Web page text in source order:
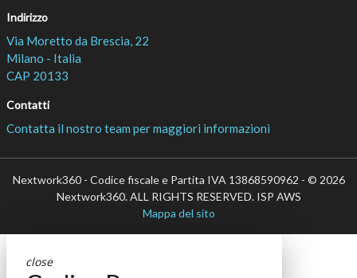
Indirizzo
Via Moretto da Brescia, 22
Milano - Italia
CAP 20133
Contatti
Contatta il nostro team per maggiori informazioni
Nextwork360 - Codice fiscale e Partita IVA 13868590962 - © 2026
Nextwork360. ALL RIGHTS RESERVED. ISP AWS
Mappa del sito
close